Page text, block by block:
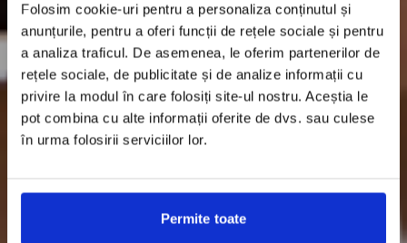
Folosim cookie-uri pentru a personaliza conținutul și
anunțurile, pentru a oferi funcții de rețele sociale și pentru
a analiza traficul. De asemenea, le oferim partenerilor de
rețele sociale, de publicitate și de analize informații cu
privire la modul în care folosiți site-ul nostru. Aceștia le
pot combina cu alte informații oferite de dvs. sau culese
în urma folosirii serviciilor lor.
Permite toate